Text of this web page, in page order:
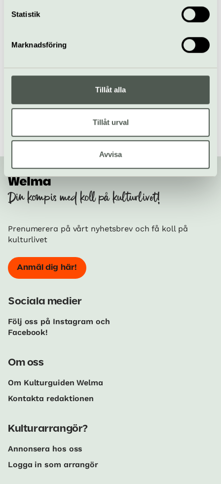
information som du har tillhandahållit eller som de har
Statistik
Marknadsföring
Tillåt alla
Tillåt urval
Avvisa
018-727 16 61
Till webbplats
Sävja Kulturhus
Din kompis med koll på kulturlivet!
Prenumerera på vårt nyhetsbrev och få koll på
kulturlivet
Anmäl dig här!
Sociala medier
Följ oss på Instagram och
Facebook!
Om oss
Om Kulturguiden Welma
Kontakta redaktionen
Kulturarrangör?
Annonsera hos oss
Logga in som arrangör